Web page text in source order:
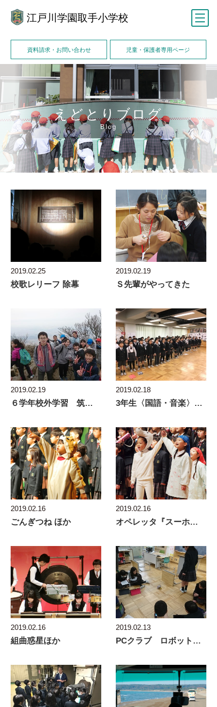
江戸川学園取手小学校
資料請求・お問い合わせ 児童・保護者専用ページ
えどとりブログ
Blog
メニュー
2019.02.25
校歌レリーフ 除幕
2019.02.19
Ｓ先輩がやってきた
2019.02.19
６学年校外学習 筑波山登山
2019.02.18
3年生〈国語・音楽〉赤いろうそく
2019.02.16
ごんぎつね ほか
2019.02.16
オペレッタ『スーホの白い馬』
2019.02.16
組曲惑星ほか
2019.02.13
PCクラブ ロボットプログラミング教育